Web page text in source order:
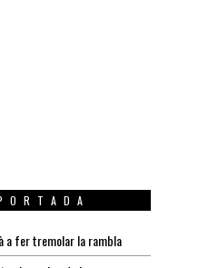
a fer tremolar la rambla